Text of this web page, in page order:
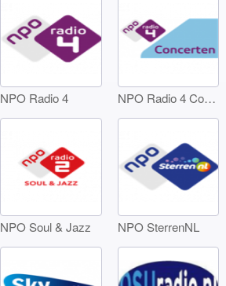
NPO Radio 4 NPO Radio 4 Concerten
NPO Soul & Jazz NPO SterrenNL